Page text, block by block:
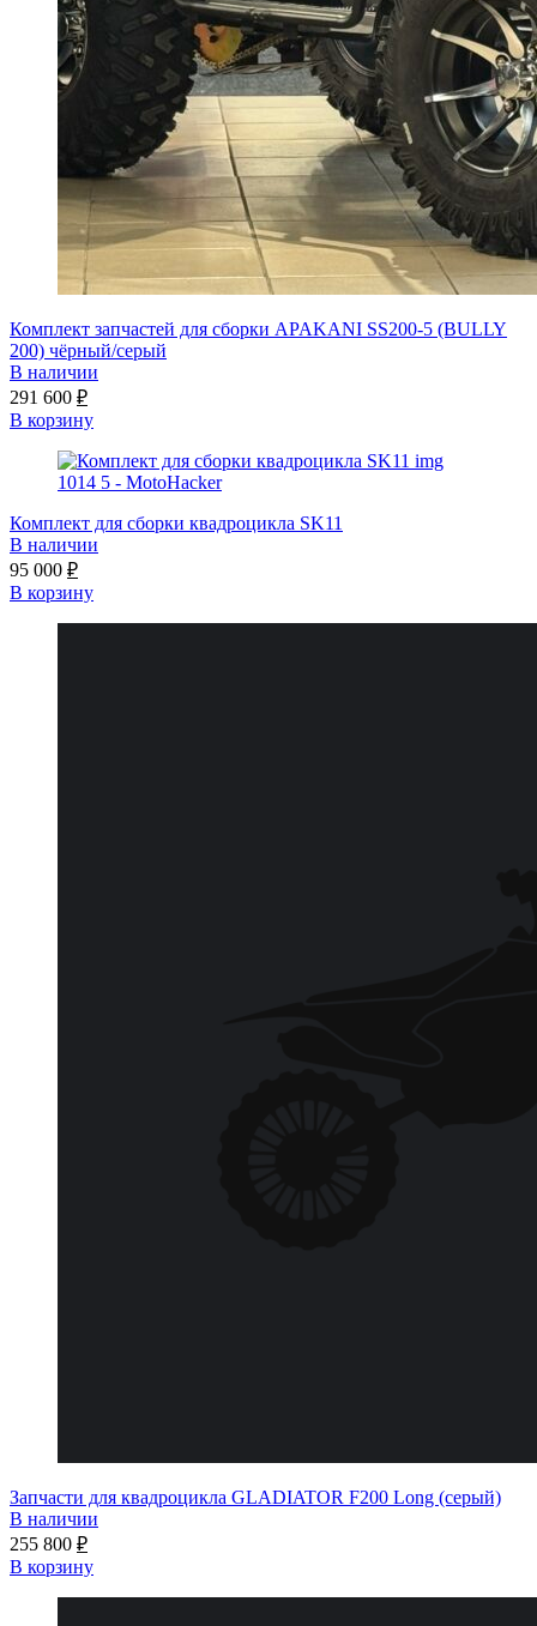
Комплект запчастей для сборки APAKANI SS200-5 (BULLY
200) чёрный/серый
В наличии
291 600 ₽
В корзину
Комплект для сборки квадроцикла SK11
В наличии
95 000 ₽
В корзину
Запчасти для квадроцикла GLADIATOR F200 Long (серый)
В наличии
255 800 ₽
В корзину